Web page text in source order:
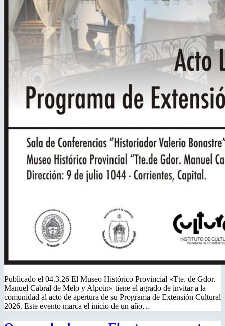
Publicado el 04.3.26 El Museo Histórico Provincial «Tte. de Gdor.
Manuel Cabral de Melo y Alpoin» tiene el agrado de invitar a la
comunidad al acto de apertura de su Programa de Extensión Cultural
2026. Este evento marca el inicio de un año…